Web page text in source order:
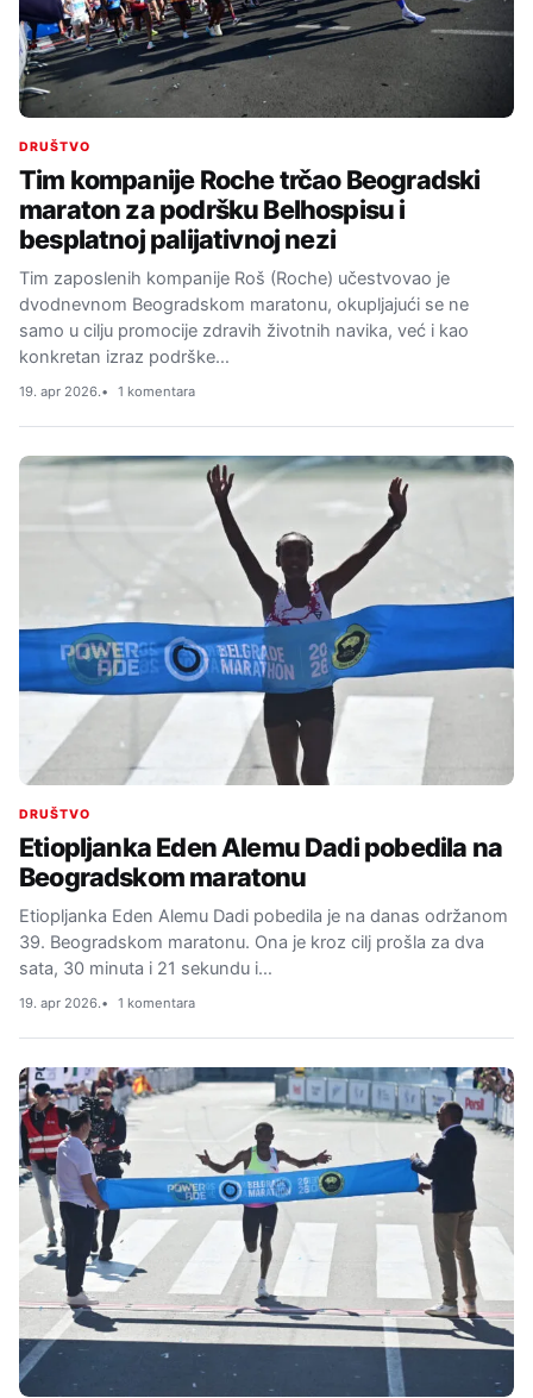
DRUŠTVO
Tim kompanije Roche trčao Beogradski
maraton za podršku Belhospisu i
besplatnoj palijativnoj nezi
Tim zaposlenih kompanije Roš (Roche) učestvovao je
dvodnevnom Beogradskom maratonu, okupljajući se ne
samo u cilju promocije zdravih životnih navika, već i kao
konkretan izraz podrške…
19. apr 2026. 1 komentara
DRUŠTVO
Etiopljanka Eden Alemu Dadi pobedila na
Beogradskom maratonu
Etiopljanka Eden Alemu Dadi pobedila je na danas održanom
39. Beogradskom maratonu. Ona je kroz cilj prošla za dva
sata, 30 minuta i 21 sekundu i…
19. apr 2026. 1 komentara